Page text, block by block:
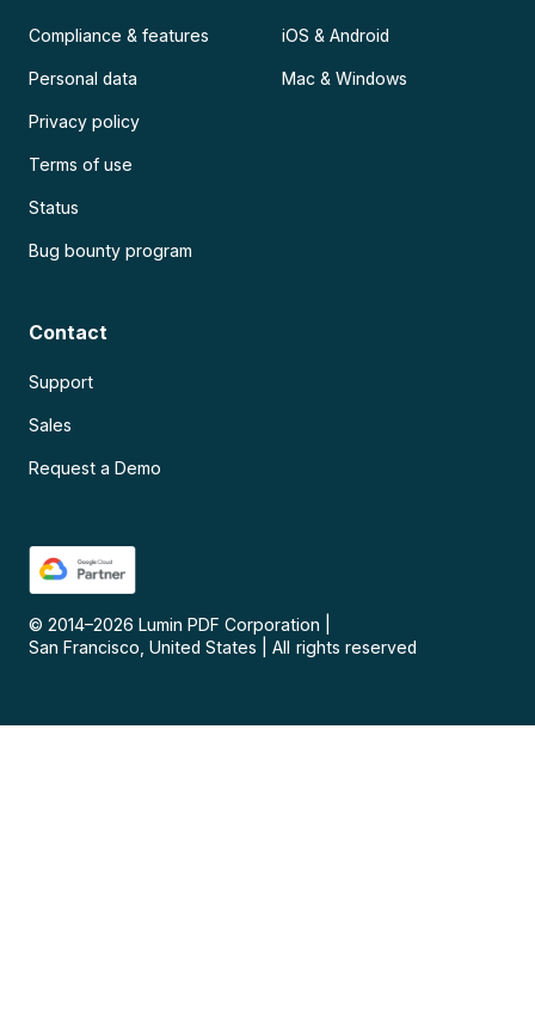
Compliance & features
Personal data
Privacy policy
Terms of use
Status
Bug bounty program
iOS & Android
Mac & Windows
Contact
Support
Sales
Request a Demo
© 2014–2026 Lumin PDF Corporation
San Francisco, United States
All rights reserved